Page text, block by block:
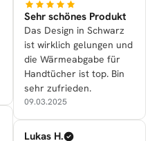
Sehr schönes Produkt
Das Design in Schwarz
ist wirklich gelungen und
die Wärmeabgabe für
Handtücher ist top. Bin
sehr zufrieden.
09.03.2025
Lukas H.